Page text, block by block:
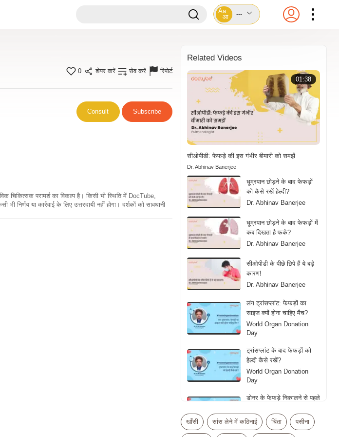
Aa
आ
---
0 शेयर करें सेव करें रिपोर्ट
Consult Subscribe
चिकित्सक परामर्श का विकल्प है। किसी भी स्थिति में DocTube,
या कार्रवाई के लिए उत्तरदायी नहीं होगा। दर्शकों को सावधानी
Related Videos
01:38
सीओपीडी: फेफड़े की इस गंभीर बीमारी को समझें
Dr. Abhinav Banerjee
धूम्रपान छोड़ने के बाद फेफड़ों
को कैसे रखें हेल्दी?
Dr. Abhinav Banerjee
धूम्रपान छोड़ने के बाद फेफड़ों में
कब दिखता है फर्क?
Dr. Abhinav Banerjee
सीओपीडी के पीछे छिपे हैं ये बड़े
कारण!
Dr. Abhinav Banerjee
लंग ट्रांसप्लांट: फेफड़ों का
साइज क्यों होना चाहिए मैच?
World Organ Donation
Day
ट्रांसप्लांट के बाद फेफड़ों को
हेल्दी कैसे रखें?
World Organ Donation
Day
डोनर के फेफड़े निकालने से पहले
World Organ Donation
Day
खाँसी सांस लेने में कठिनाई चिंता पसीना